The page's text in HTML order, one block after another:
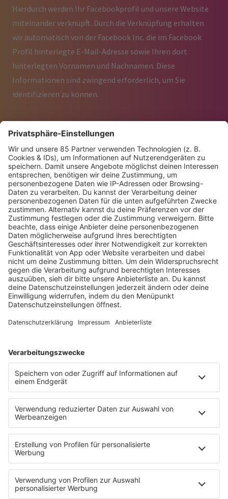
Hierdurch werden Ihr Facebookprofil und unsere Website
miteinander verknüpft. Durch die Verknüpfung erhalten
wir automatisch von der Facebook Inc. die im Facebook
Profil hinterlegte E-Mail-Adresse sowie Ihren dort
hinterlegten Vornamen und Nachnamen. Diese
Informationen sind zwingend erforderlich, um Sie
identifizieren zu können.
Bei der Nutzung von Facebook Connect können Ihre
personenbezogenen Daten in die Vereinigten Staaten
übermittelt werden.
Weitere Informationen zu Facebook-Connect und den
Privatsphäre-Einstellungen entnehmen Sie bitte ihrer
Datenrichtlinie unterhttps://de-
de.facebook.com/policy.php
NUTZUNG VON FACEBOOK
Verantwortliche
Bitte beachten Sie, dass wir für unser inhaltliches Angebot
auf dieser Fanpage die Dienste der Meta Platforms Ireland
Limited in Anspruch nehmen müssen. Wir sind als Anbieter
dieser Facebook-Fanpage ist gemeinsam mit dem
Betreiber von Meta (Meta Platforms Ireland Limited, 4
Grand Canal Square, Dublin 2, Ireland, im Folgenden
„Meta“) Verantwortlicher im Sinne von Art. 4 Nr. 7 der
Datenschutz-Grundverordnung (DSGVO). Beim Besuch
unserer Facebook-Fanpage werden personenbezogene